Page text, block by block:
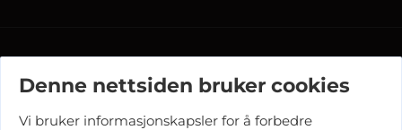
Vår nettbutikk bruker cookies slik at du får en bedre kjøpsopplevelse
Denne nettsiden bruker cookies
Vi bruker informasjonskapsler for å forbedre